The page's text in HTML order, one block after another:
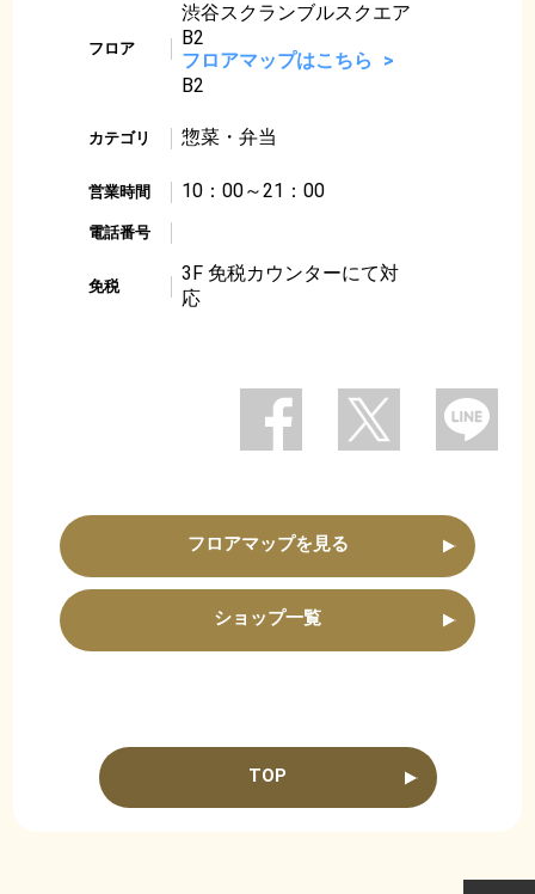
フロア
渋谷スクランブルスクエア
B2
フロアマップはこちら
B2
カテゴリ 惣菜・弁当
営業時間 10：00～21：00
電話番号
免税
3F 免税カウンターにて対
応
フロアマップを見る
ショップ一覧
TOP